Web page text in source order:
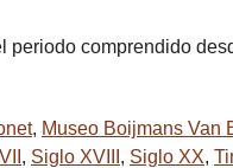
comprendido
, Museo Boijmans Van
, Siglo XVIII , Siglo XX,